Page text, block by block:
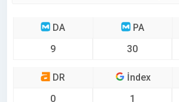
DA
9
PA
30
DR
0
İndex
1